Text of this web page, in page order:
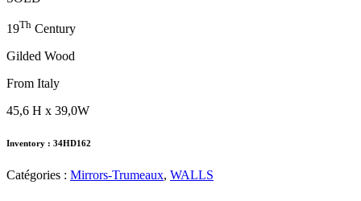
19Th Century
Gilded Wood
From Italy
45,6 H x 39,0W
Inventory : 34HD162
Catégories : Mirrors-Trumeaux, WALLS